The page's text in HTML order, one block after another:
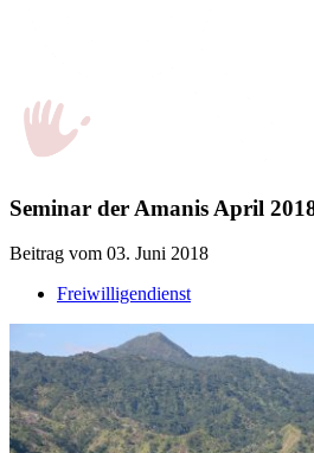
Seminar der Amanis April
Beitrag vom 03. Juni 2018
Freiwilligendienst